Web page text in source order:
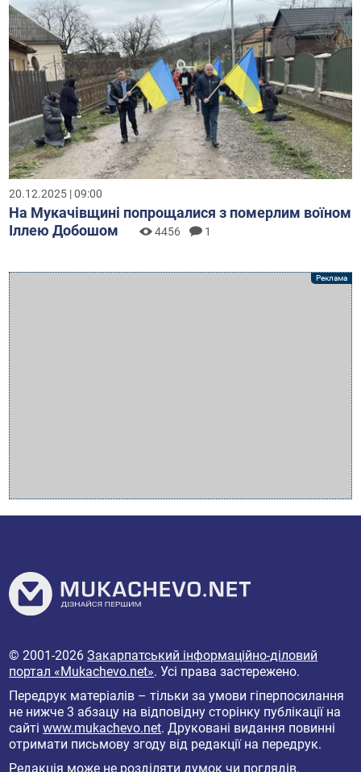
20.12.2025 | 09:00
На Мукачівщині попрощалися з померлим воїном
Іллею Добошом
4456 1
© 2001-2026Закарпатський інформаційно-діловий
портал «Mukachevo.net». Усі права застережено.
Передрук матеріалів – тільки за умови гіперпосилання
не нижче 3 абзацу на відповідну сторінку публікації на
сайтіwww.mukachevo.net. Друковані видання повинні
отримати письмову згоду від редакції на передрук.
Редакція може не розділяти думок чи поглядів,